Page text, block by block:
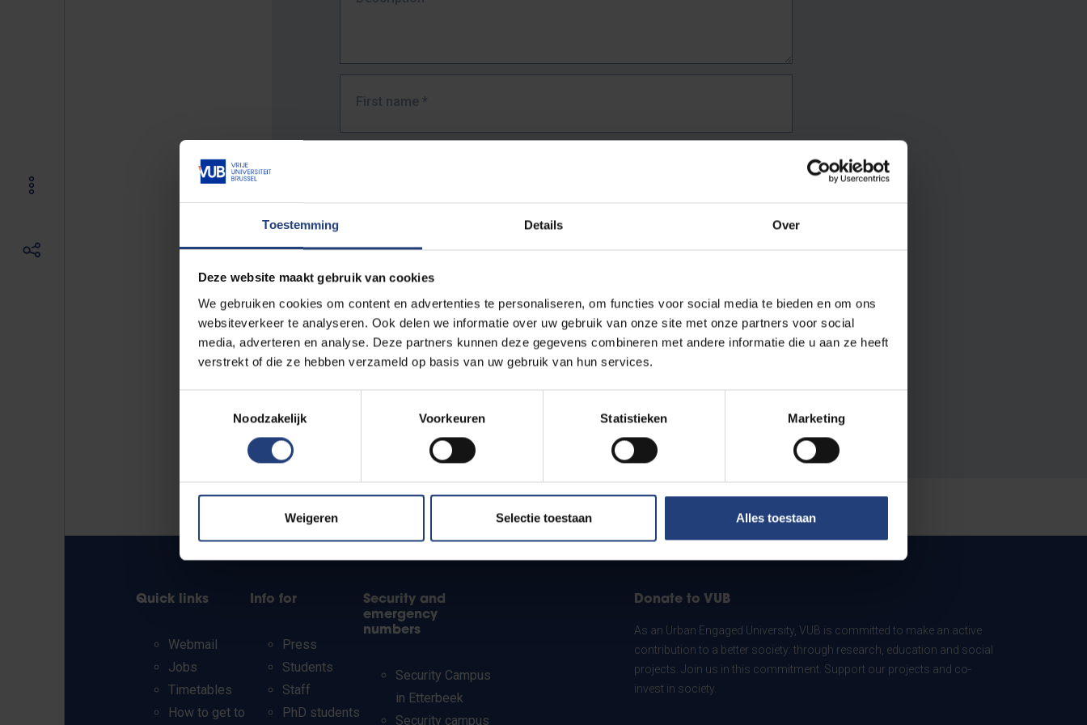
Toestemming Details Over
Deze website maakt gebruik van cookies
We gebruiken cookies om content en advertenties te personaliseren, om functies voor social media te bieden en om ons
websiteverkeer te analyseren. Ook delen we informatie over uw gebruik van onze site met onze partners voor social
media, adverteren en analyse. Deze partners kunnen deze gegevens combineren met andere informatie die u aan ze heeft
verstrekt of die ze hebben verzameld op basis van uw gebruik van hun services.
Noodzakelijk
Voorkeuren Statistieken Marketing
Weigeren Selectie toestaan Alles toestaan
First name *
The full URL of the page where you encountered the error.
E.g. https://www.vub.be/nl/studeren-aan-de-vub/alle-opleidingen
Quick links
Webmail
Jobs
Timetables
How to get to
Info for
Press
Students
Staff
PhD students
Security and
emergency
numbers
Security Campus
in Etterbeek
Security campus
Donate to VUB
As an Urban Engaged University, VUB is committed to make an active
contribution to a better society: through research, education and social
projects. Join us in this commitment. Support our projects and co-
invest in society.